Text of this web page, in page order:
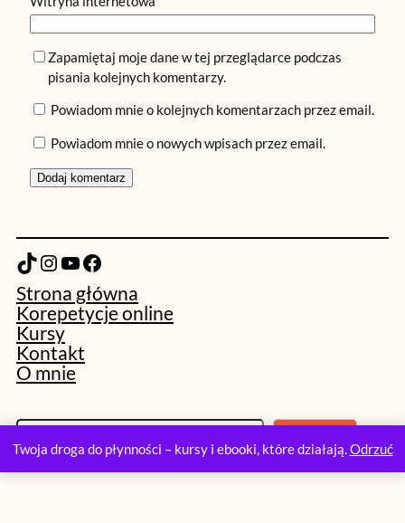
Twoja droga do płynności – kursy i ebooki, które działają.Odrzuć
Zapamiętaj moje dane w tej przeglądarce podczas
pisania kolejnych komentarzy.
Powiadom mnie o kolejnych komentarzach przez email.
Powiadom mnie o nowych wpisach przez email.
TikTok Instagram YouTube Facebook
Strona główna
Korepetycje online
Kursy
Kontakt
O mnie
S
z